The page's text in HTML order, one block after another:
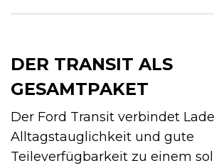
DER TRANSIT ALS
GESAMTPAKET
Der Ford Transit verbindet
Alltagstauglichkeit und gute
Teileverfügbarkeit zu einem